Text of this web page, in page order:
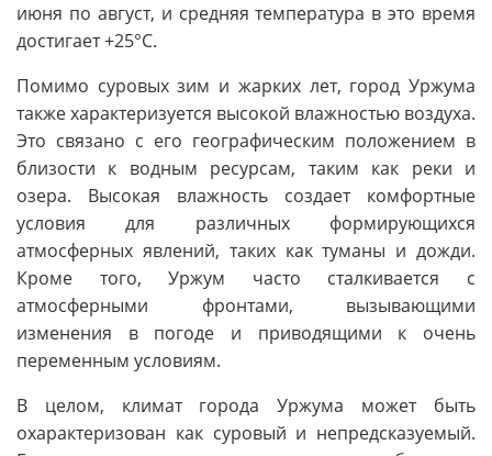
июня по август, и средняя температура в это время
достигает +25°C.
Помимо суровых зим и жарких лет, город Уржума
также характеризуется высокой влажностью воздуха.
Это связано с его географическим положением в
близости к водным ресурсам, таким как реки и
озера. Высокая влажность создает комфортные
условия для различных формирующихся
атмосферных явлений, таких как туманы и дожди.
Кроме того, Уржум часто сталкивается с
атмосферными фронтами, вызывающими
изменения в погоде и приводящими к очень
переменным условиям.
В целом, климат города Уржума может быть
охарактеризован как суровый и непредсказуемый.